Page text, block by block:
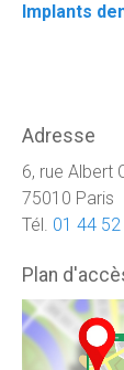
Implants
Adresse
6, rue Albert
75010 Paris
Tél. 01 44
Plan